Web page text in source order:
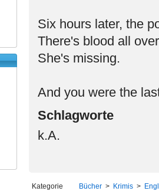
Six hours later, the
There's blood all
She's missing.
And you were the
Schlagworte
k.A.
Kategorie Bücher > Krimis >